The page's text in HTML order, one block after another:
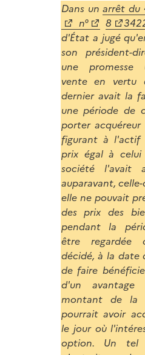
Dans unarrêt du
n°
8
d'État a jugé
son président-
une promesse
vente en vertu
dernier avait la
une période de
porter
figurant à l'actif
prix égal à
société l'avait
auparavant,
elle ne pouvait
des prix des
pendant la
être regardée
décidé, à la date
de faire
d'un avantage
montant de la
pourrait avoir
le jour où
option. Un tel